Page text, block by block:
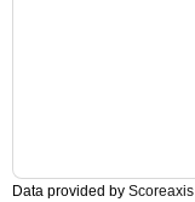
Data provided by Scoreaxis